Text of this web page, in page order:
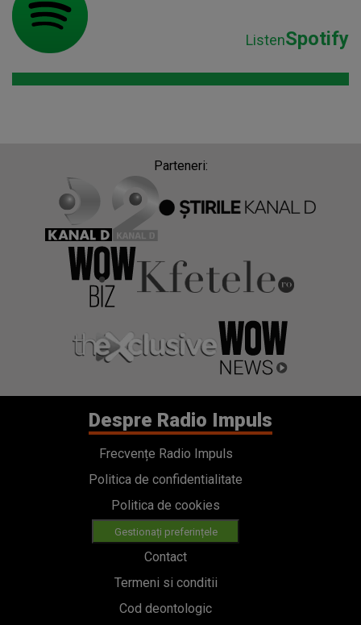
ListenSpotify
Parteneri:
Despre Radio Impuls
Frecvențe Radio Impuls
Politica de confidentialitate
Politica de cookies
Gestionați preferințele
Contact
Termeni si conditii
Cod deontologic